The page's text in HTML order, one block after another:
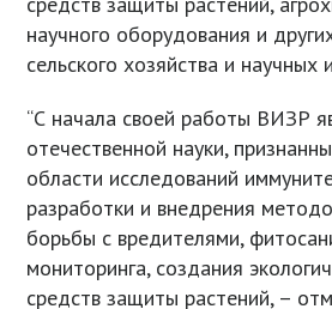
научного оборудования и
сельского хозяйства и научных
“С начала своей работы ВИЗР
отечественной науки,
области исследований
разработки и внедрения
борьбы с вредителями,
мониторинга, создания
средств защиты растений, –